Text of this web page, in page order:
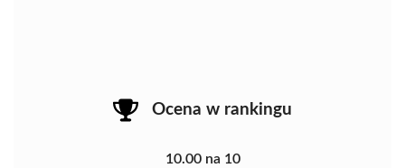
Ocena w rankingu
10.00 na 10